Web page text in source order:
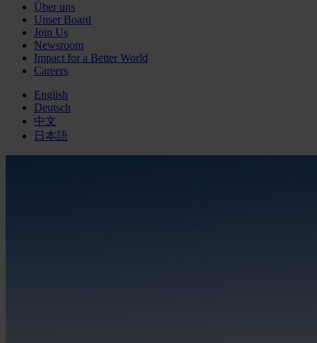
Über uns
Unser Board
Join Us
Newsroom
Impact for a Better World
Careers
English
Deutsch
中文
日本語